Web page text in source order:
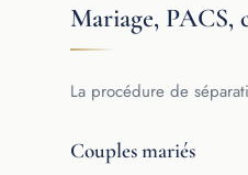
Mariage, PACS,
La procédure de
Couples mariés